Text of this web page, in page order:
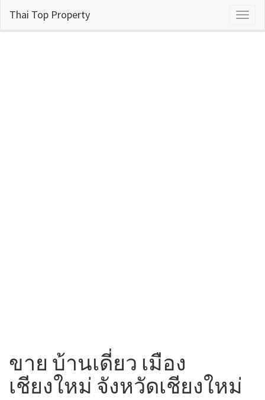
Thai Top Property
ขาย บ้านเดี่ยว เมือง
เชียงใหม่ จังหวัดเชียงใหม่